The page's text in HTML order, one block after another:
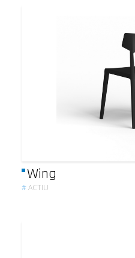
Wing
#ACTIU